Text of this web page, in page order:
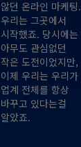
않던 온라인 마케팅.
우리는 그곳에서
시작했죠. 당시에는
아무도 관심없던
작은 도전이었지만,
이제 우리는 우리가
업계 전체를 항상
바꾸고 있다는걸
알았죠.